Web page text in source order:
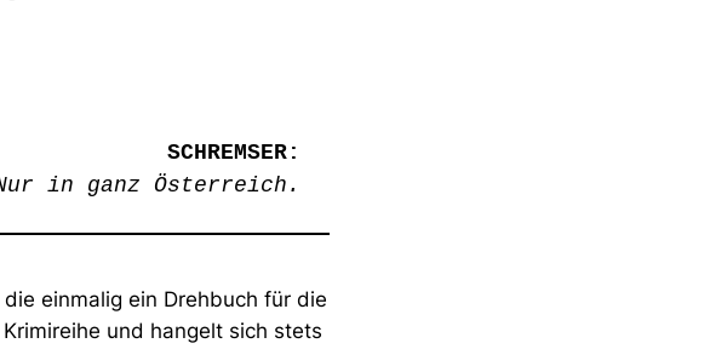
SCHREMSER:
in ganz Österreich.
einmalig ein Drehbuch für die
und hangelt sich stets